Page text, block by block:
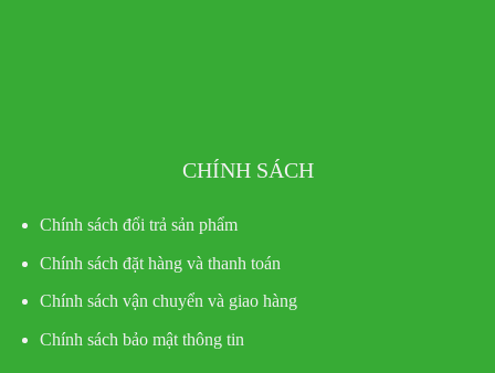
CHÍNH SÁCH
Chính sách đổi trả sản phẩm
Chính sách đặt hàng và thanh toán
Chính sách vận chuyển và giao hàng
Chính sách bảo mật thông tin